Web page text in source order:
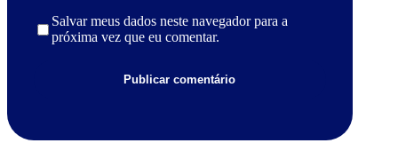
Salvar meus dados neste navegador para a
próxima vez que eu comentar.